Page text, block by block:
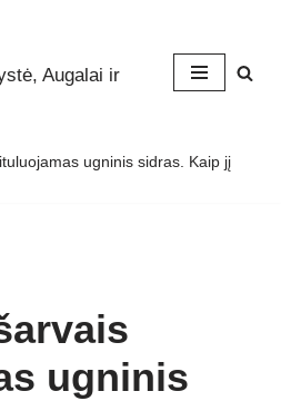
Augalai ir
ugninis sidras. Kaip jį
ugninis